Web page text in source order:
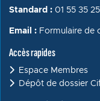
Standard : 01 55 35
Email : Formulaire de
Accès rapides
Espace Membres
Dépôt de dossier